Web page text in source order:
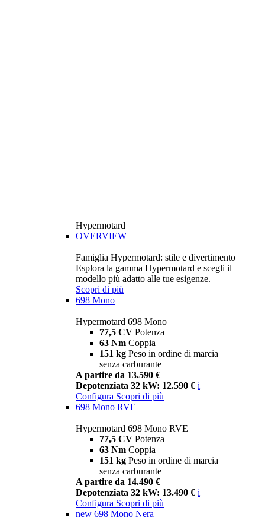
Hypermotard
OVERVIEW
Famiglia Hypermotard: stile e divertimento
Esplora la gamma Hypermotard e scegli il
modello più adatto alle tue esigenze.
Scopri di più
698 Mono
Hypermotard 698 Mono
77,5 CV Potenza
63 Nm Coppia
151 kg Peso in ordine di marcia
senza carburante
A partire da 13.590 €
Depotenziata 32 kW: 12.590 € i
Configura Scopri di più
698 Mono RVE
Hypermotard 698 Mono RVE
77,5 CV Potenza
63 Nm Coppia
151 kg Peso in ordine di marcia
senza carburante
A partire da 14.490 €
Depotenziata 32 kW: 13.490 € i
Configura Scopri di più
new 698 Mono Nera